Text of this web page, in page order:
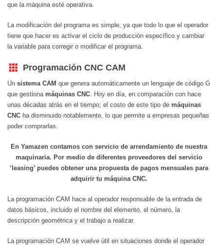
que la máquina esté operativa.
La modificación del programa es simple, ya que todo lo que el operador
tiene que hacer es activar el ciclo de producción específico y cambiar
la variable para corregir o modificar el programa.
Programación CNC CAM
Un sistema CAM que genera automáticamente un lenguaje de código G
que gestiona máquinas CNC. Hoy en día, en comparación con hace
unas décadas atrás en el tiempo; el costo de este tipo de máquinas
CNC ha disminuido notablemente, lo que permite a empresas pequeñas
poder comprarlas.
En Yamazen contamos con servicio de arrendamiento de nuestra
maquinaria. Por medio de diferentes proveedores del servicio
‘leasing’ puedes obtener una propuesta de pagos mensuales para
adquirir tu máquina CNC.
La programación CAM hace al operador responsable de la entrada de
datos básicos, incluido el nombre del elemento, el número, la
descripción geométrica y el trabajo a realizar.
La programación CAM se vuelve útil en situaciones donde el operador